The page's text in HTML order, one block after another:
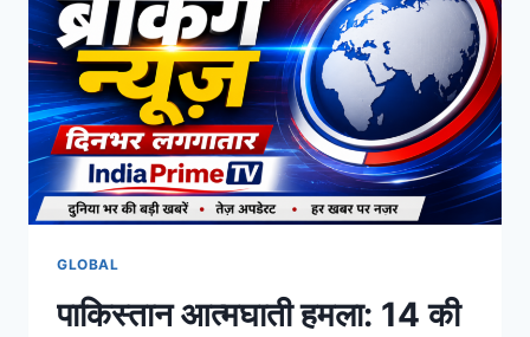
इस्तीफे
GLOBAL
पाकिस्तान आत्मघाती हमला: 14 की